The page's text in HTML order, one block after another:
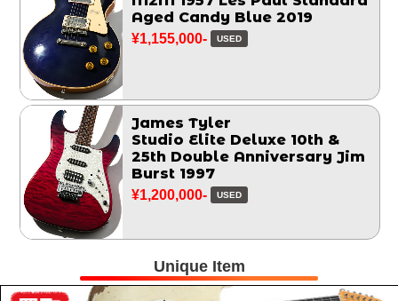
Aged Candy Blue 2019
¥1,155,000- USED
James Tyler
Studio Elite Deluxe 10th &
25th Double Anniversary Jim
Burst 1997
¥1,200,000- USED
Unique Item